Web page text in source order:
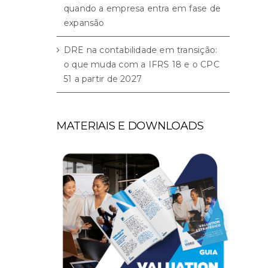
quando a empresa entra em fase de
expansão
DRE na contabilidade em transição:
o que muda com a IFRS 18 e o CPC
51 a partir de 2027
MATERIAIS E DOWNLOADS